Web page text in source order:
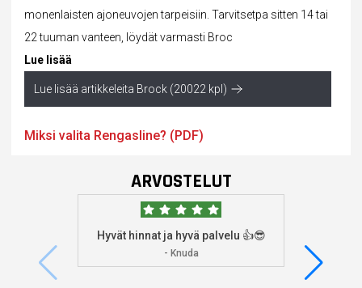
monenlaisten ajoneuvojen tarpeisiin. Tarvitsetpa sitten 14 tai
22 tuuman vanteen, löydät varmasti Broc
Lue lisää
Lue lisää artikkeleita Brock (20022 kpl)
Miksi valita Rengasline? (PDF)
ARVOSTELUT
Hyvät hinnat ja hyvä palvelu 👍😎
- Knuda